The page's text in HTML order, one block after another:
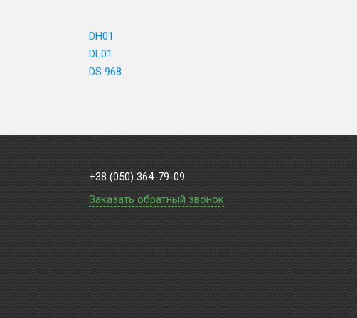
DH01
DL01
DS 968
+38 (050) 364-79-09
Заказать обратный звонок